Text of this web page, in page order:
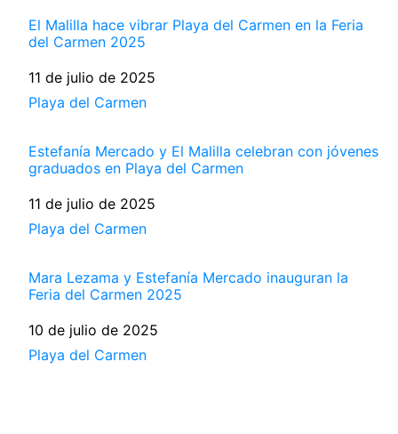
El Malilla hace vibrar Playa del Carmen en la Feria
del Carmen 2025
Fecha
11 de julio de 2025
Respecto a
Playa del Carmen
Estefanía Mercado y El Malilla celebran con jóvenes
graduados en Playa del Carmen
Fecha
11 de julio de 2025
Respecto a
Playa del Carmen
Mara Lezama y Estefanía Mercado inauguran la
Feria del Carmen 2025
Fecha
10 de julio de 2025
Respecto a
Playa del Carmen